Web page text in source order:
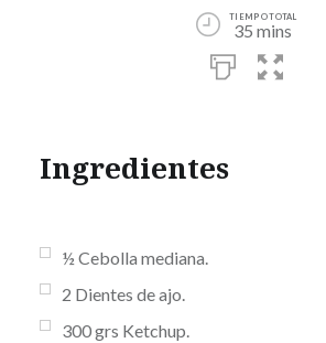
TIEMPO TOTAL
35 mins
Ingredientes
½ Cebolla mediana.
2 Dientes de ajo.
300grs Ketchup.